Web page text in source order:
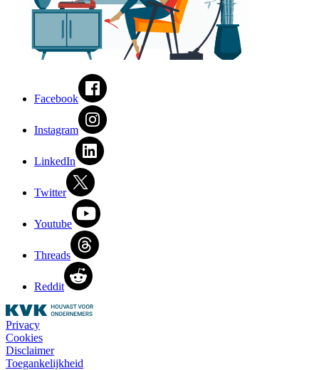
Facebook
Instagram
LinkedIn
Twitter
Youtube
Threads
Reddit
Privacy
Cookies
Disclaimer
Toegankelijkheid